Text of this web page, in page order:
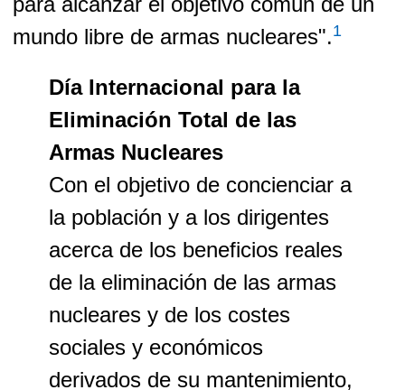
mundo libre de armas nucleares".1
Día Internacional para la
Eliminación Total de las
Armas Nucleares
Con el objetivo de concienciar a
la población y a los dirigentes
acerca de los beneficios reales
de la eliminación de las armas
nucleares y de los costes
sociales y económicos
derivados de su mantenimiento,